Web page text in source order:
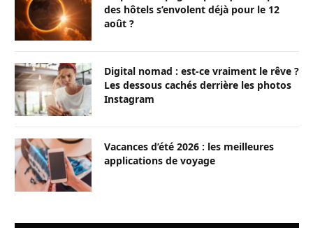
des hôtels s’envolent déjà pour le 12
août ?
Digital nomad : est-ce vraiment le rêve ?
Les dessous cachés derrière les photos
Instagram
Vacances d’été 2026 : les meilleures
applications de voyage